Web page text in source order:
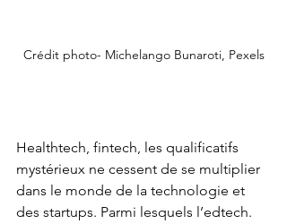
Crédit photo- Michelango Bunaroti, Pexels
Healthtech, fintech, les qualificatifs
mystérieux ne cessent de se multiplier
dans le monde de la technologie et
des startups. Parmi lesquels l’edtech.